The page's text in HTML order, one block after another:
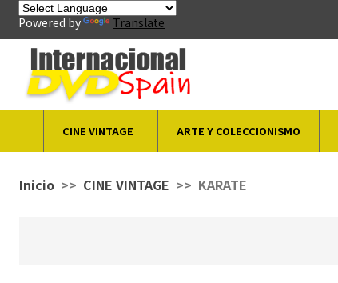
Powered by Translate
CINE VINTAGE ARTE Y COLECCIONISMO
Inicio CINE VINTAGE KARATE